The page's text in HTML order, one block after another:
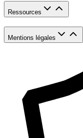
Ressources
Mentions légales